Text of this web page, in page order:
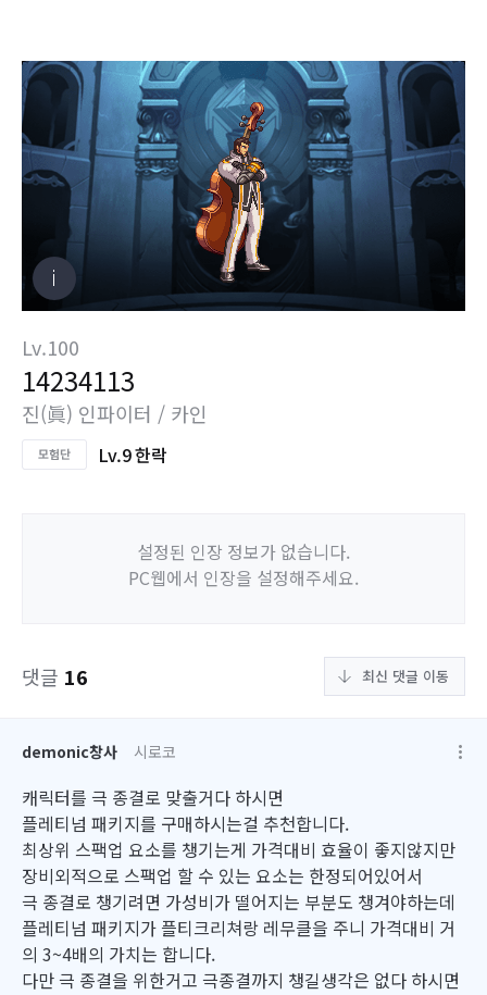
Lv.100
14234113
진(眞) 인파이터 / 카인
Lv.9 한락
설정된 인장 정보가 없습니다.
PC웹에서 인장을 설정해주세요.
댓글 16 최신 댓글 이동
demonic창사 시로코
캐릭터를 극 종결로 맞출거다 하시면
플레티넘 패키지를 구매하시는걸 추천합니다.
최상위 스팩업 요소를 챙기는게 가격대비 효율이 좋지않지만
장비외적으로 스팩업 할 수 있는 요소는 한정되어있어서
극 종결로 챙기려면 가성비가 떨어지는 부분도 챙겨야하는데
플레티넘 패키지가 플티크리쳐랑 레무클을 주니 가격대비 거
의 3~4배의 가치는 합니다.
다만 극 종결을 위한거고 극종결까지 챙길생각은 없다 하시면